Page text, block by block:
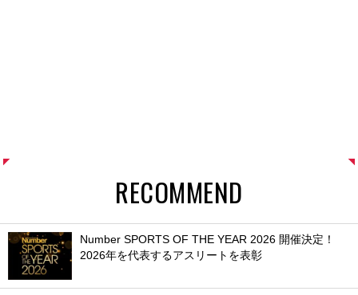
RECOMMEND
Number SPORTS OF THE YEAR 2026 開催決定！
2026年を代表するアスリートを表彰